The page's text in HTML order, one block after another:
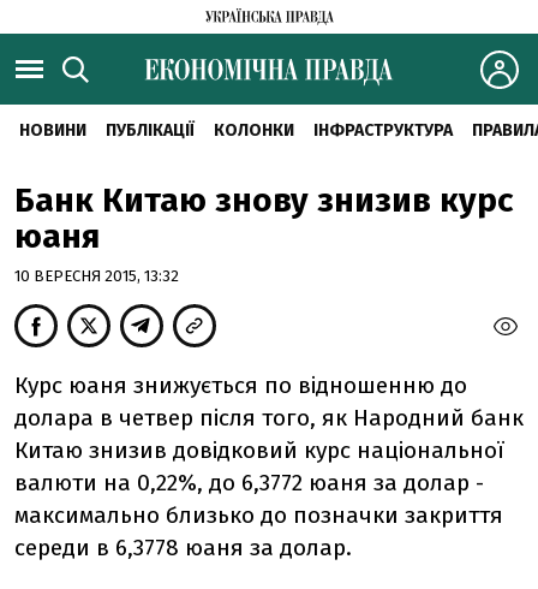
НОВИНИ ПУБЛІКАЦІЇ КОЛОНКИ ІНФРАСТРУКТУРА
Банк Китаю знову знизив курс
юаня
10 ВЕРЕСНЯ 2015, 13:32
Курс юаня знижується по відношенню до
долара в четвер після того, як Народний банк
Китаю знизив довідковий курс національної
валюти на 0,22%, до 6,3772 юаня за долар -
максимально близько до позначки закриття
середи в 6,3778 юаня за долар.